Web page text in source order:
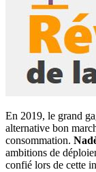
En 2019, le grand
alternative bon
consommation.
ambitions de
confié lors de cette